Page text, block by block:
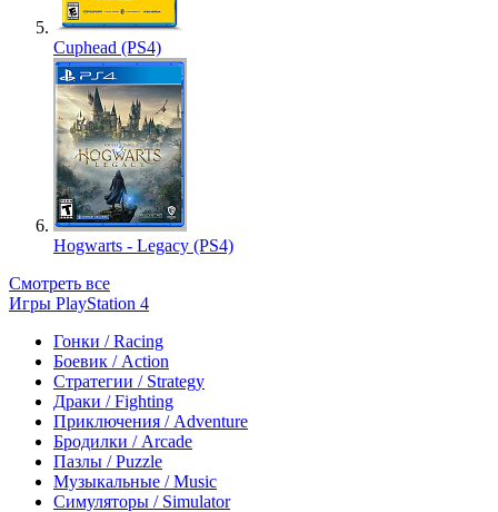
Cuphead (PS4)
Hogwarts - Legacy (PS4)
Смотреть все
Игры PlayStation 4
Гонки / Racing
Боевик / Action
Стратегии / Strategy
Драки / Fighting
Приключения / Adventure
Бродилки / Arcade
Пазлы / Puzzle
Музыкальные / Music
Симуляторы / Simulator